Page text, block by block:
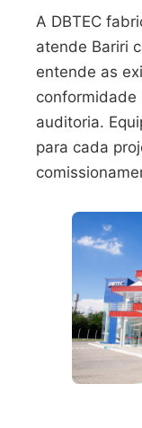
A DBTEC
atende Bariri
entende as
conformidade
auditoria.
para cada